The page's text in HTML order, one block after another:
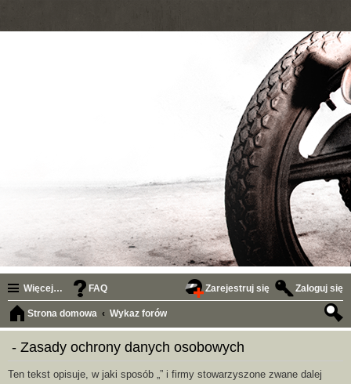
Więcej… FAQ Zaloguj się
Zarejestruj się
Strona domowa
Wykaz forów
zuk
‌‌‌‌‌‌‌‌‌‌‌‌‌‌‌‌‌‌‌‌‌‌‌‌‌‌‌‌‌‌ - Zasady ochrony danych osobowych
Ten tekst opisuje, w jaki sposób „‌‌‌‌‌‌‌‌‌‌‌‌‌‌‌‌‌‌‌‌‌‌‌‌‌‌‌‌‌‌” i firmy stowarzyszone zwane dalej